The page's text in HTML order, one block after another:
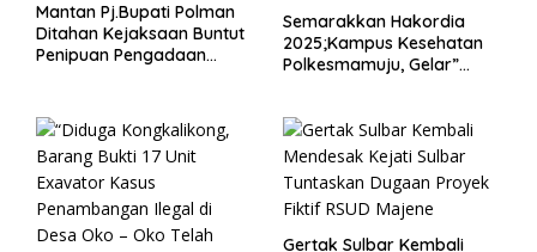
Mantan Pj.Bupati Polman
Ditahan Kejaksaan Buntut
Penipuan Pengadaan
Semarakkan Hakordia
2025;Kampus Kesehatan
Polkesmamuju, Gelar”
Gertak Sulbar Kembali